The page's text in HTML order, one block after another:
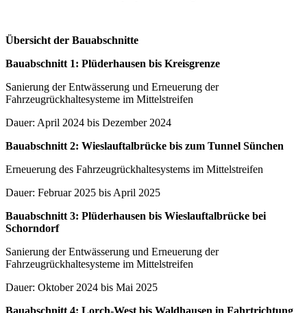
Übersicht der Bauabschnitte
Bauabschnitt 1: Plüderhausen bis Kreisgrenze
Sanierung der Entwässerung und Erneuerung der
Fahrzeugrückhaltesysteme im Mittelstreifen
Dauer: April 2024 bis Dezember 2024
Bauabschnitt 2: Wieslauftalbrücke bis zum Tunnel Sünchen
Erneuerung des Fahrzeugrückhaltesystems im Mittelstreifen
Dauer: Februar 2025 bis April 2025
Bauabschnitt 3: Plüderhausen bis Wieslauftalbrücke bei
Schorndorf
Sanierung der Entwässerung und Erneuerung der
Fahrzeugrückhaltesysteme im Mittelstreifen
Dauer: Oktober 2024 bis Mai 2025
Bauabschnitt 4: Lorch-West bis Waldhausen in Fahrtrichtung